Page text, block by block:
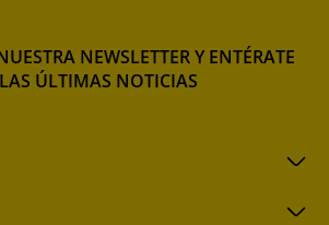
NEWSLETTER Y ENTÉRATE
ÚLTIMAS NOTICIAS